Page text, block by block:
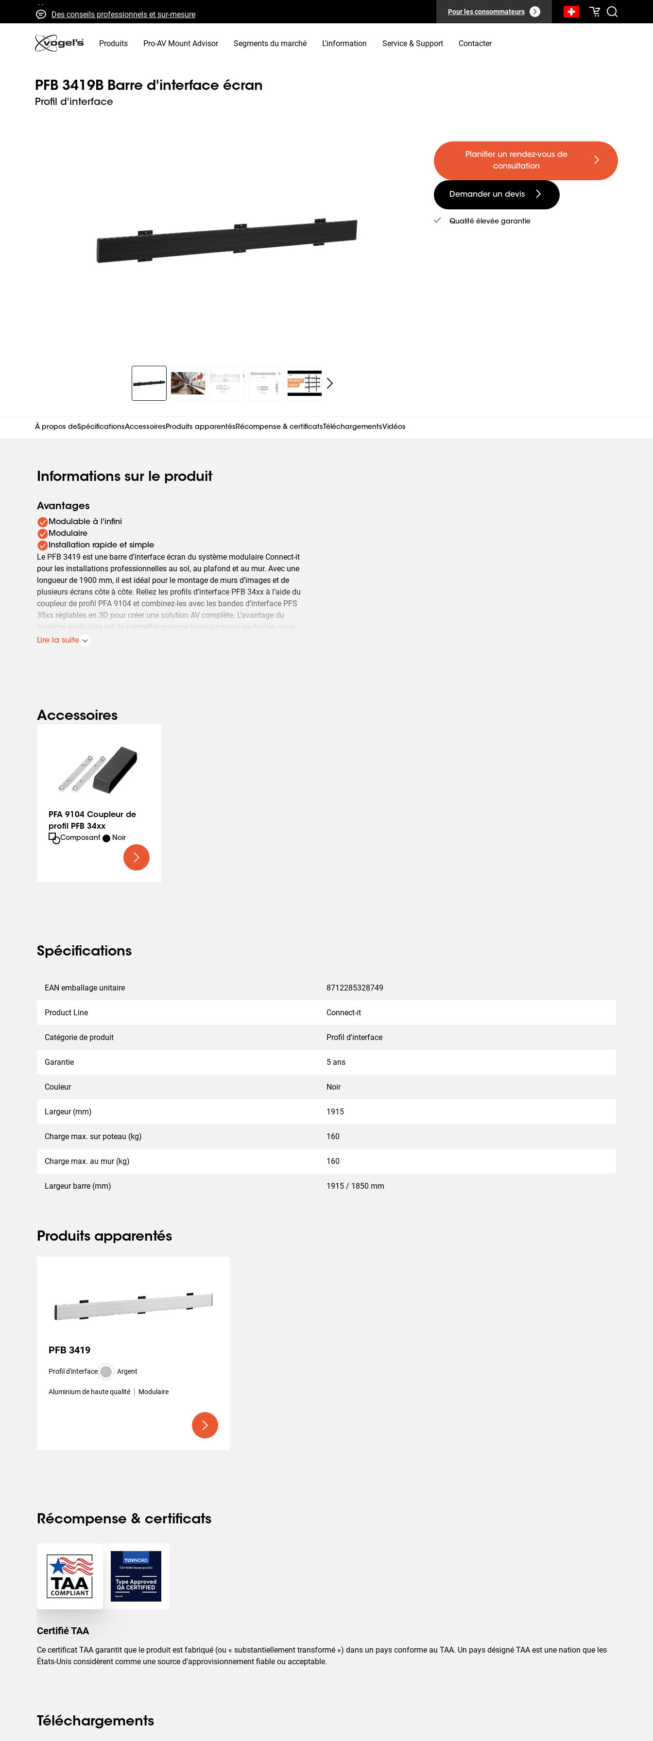
Des conseils professionnels et sur-mesure
Devis et livraison rapides
Qualité élevée garantie
Pour les consommateurs
Produits Pro-AV Mount Advisor Segments du marché L'information Service & Support Contacter
PFB 3419B Barre d'interface écran
Profil d'interface
Slide 1 of 5
Planifier un rendez-vous de
consultation
Demander un devis
Qualité élevée garantie
À propos deSpécificationsAccessoiresProduits apparentésRécompense & certificats TéléchargementsVidéos
Informations sur le produit
Avantages
Modulable à l'infini
Modulaire
Installation rapide et simple
Le PFB 3419 est une barre d’interface écran du système modulaire Connect-it
pour les installations professionnelles au sol, au plafond et au mur. Avec une
longueur de 1900 mm, il est idéal pour le montage de murs d’images et de
plusieurs écrans côte à côte. Reliez les profils d’interface PFB 34xx à l’aide du
coupleur de profil PFA 9104 et combinez-les avec les bandes d’interface PFS
35xx réglables en 3D pour créer une solution AV complète. L’avantage du
système modulaire est de permettre presque toute longueur souhaitée, sans
scier.
Lire la suite
Accessoires
PFA 9104 Coupleur de
profil PFB 34xx
Composant Noir
Spécifications
EAN emballage unitaire 8712285328749
Product Line Connect-it
Catégorie de produit Profil d'interface
Garantie 5 ans
Couleur Noir
Largeur (mm) 1915
Charge max. sur poteau (kg) 160
Charge max. au mur (kg) 160
Largeur barre (mm) 1915 / 1850 mm
Produits apparentés
PFB 3419
Profil d'interface Argent
Aluminium de haute qualité Modulaire
Récompense & certificats
Certifié TAA
Ce certificat TAA garantit que le produit est fabriqué (ou « substantiellement transformé ») dans un pays conforme au TAA. Un pays désigné TAA est une nation que les
États-Unis considèrent comme une source d'approvisionnement fiable ou acceptable.
Téléchargements